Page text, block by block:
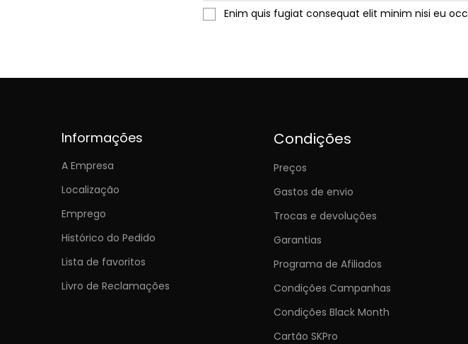
Enim quis fugiat consequat elit minim nisi eu
Informações
A Empresa
Localização
Emprego
Histórico do Pedido
Lista de favoritos
Livro de Reclamações
Condições
Preços
Gastos de envio
Trocas e devoluções
Garantias
Programa de Afiliados
Condições Campanhas
Condições Black Month
Cartão SKPro